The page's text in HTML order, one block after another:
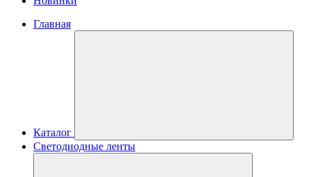
Главная
Каталог
Светодиодные ленты